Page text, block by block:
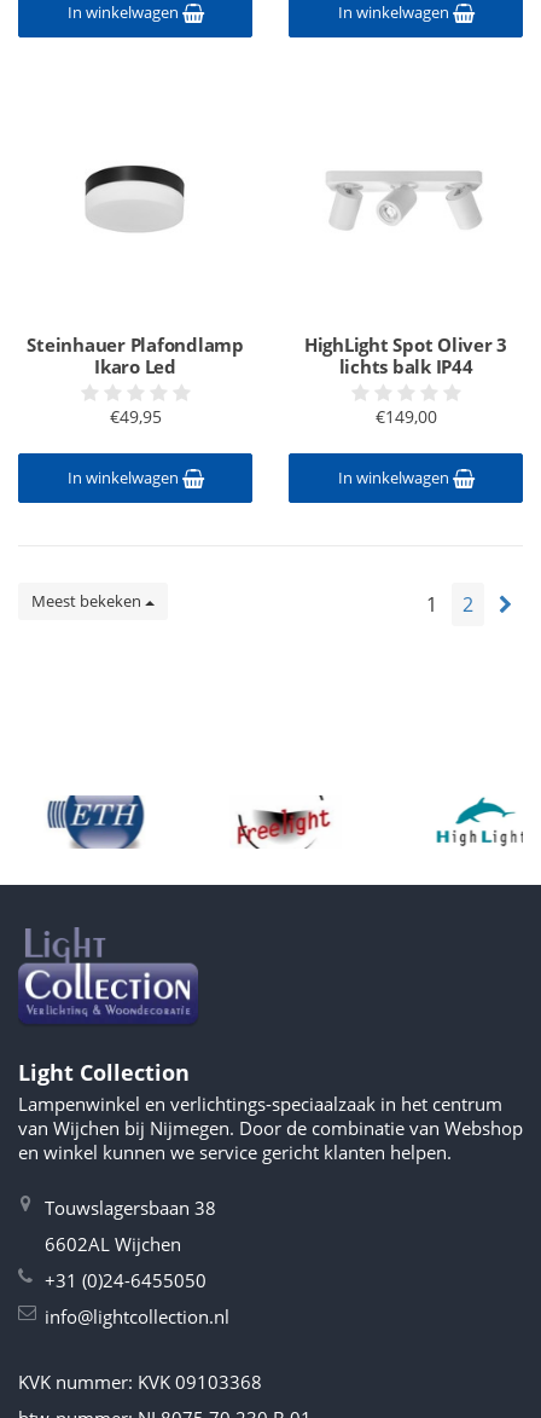
In winkelwagen In winkelwagen
Steinhauer Plafondlamp
Ikaro Led
€49,95
In winkelwagen
HighLight Spot Oliver 3
lichts balk IP44
€149,00
In winkelwagen
Meest bekeken 1 2
Light Collection
Lampenwinkel en verlichtings-speciaalzaak in het centrum
van Wijchen bij Nijmegen. Door de combinatie van Webshop
en winkel kunnen we service gericht klanten helpen.
Touwslagersbaan 38
6602AL Wijchen
+31 (0)24-6455050
info@lightcollection.nl
KVK nummer: KVK 09103368